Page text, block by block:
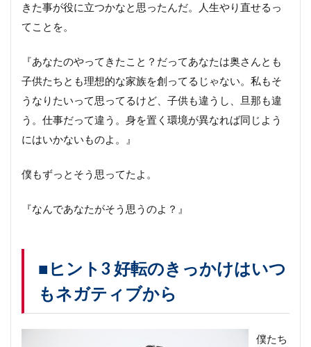
きた事が役に立つかなと思ったんだ。人生やり直せるっ
てことを。
『あなたのやってきたこと？だってあなたは奥さんとも
子供たちとも理想的な家族を創ってるじゃない。私もそ
うなりたいって思ってるけど、子供も違うし、旦那も違
う。仕事だって違う。身を置く環境が異なれば同じよう
にはいかないものよ。』
僕もずっとそう思ってたよ。
『なんであなたがそう思うのよ？』
■ヒント3 好転のきっかけはいつ
もネガティブから
僕たち